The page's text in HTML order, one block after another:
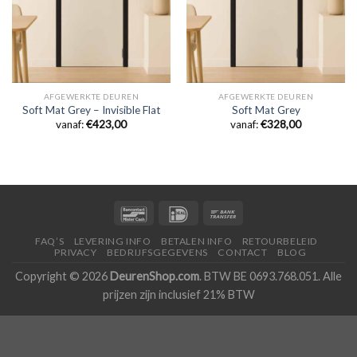
AFGEWERKTE DEUREN
Soft Mat Grey – Invisible Flat
vanaf:€423,00
AFGEWERKTE DEUREN
Soft Mat Grey
vanaf:€328,00
FAQ’S LEVERING INFO BETALEN INFO
RETOURBELEID
PRIVACY
BEDRIJFSGEGEVENS CONTACT BLOG
Copyright © 2026 DeurenShop.com. BTW BE 0693.768.051. Alle
prijzen zijn inclusief 21% BTW